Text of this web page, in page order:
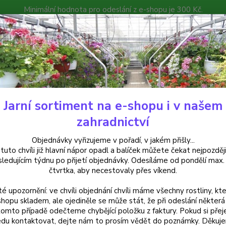
Minimální hodnota pro odeslání z e-shopu je 300 Kč.
můžete čekat nejpozději v následujícím týdnu po přijetí
Poradna Kontakty
Hledat
Fuchsie Condor Fuchsie - cena za kus v 3-kusovém balení
Fuchsie - cena za kus v 3-
Jarní sortiment na e-shopu i v našem
zahradnictví
Objednávky vyřizujeme v pořadí, v jakém přišly...
chvíli již hlavní nápor opadl a balíček můžete čekat
týdnu po přijetí objednávky. Odesíláme od pondělí
čtvrtka, aby necestovaly přes víkend.
upozornění: ve chvíli objednání chvíli máme všechny rostliny,
skladem, ale ojediněle se může stát, že při odeslání některá
případě odečteme chybějící položku z faktury. Pokud si
kontaktovat, dejte nám to prosím vědět do poznámky.